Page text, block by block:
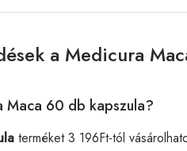
a Medicura
Maca 60 db kapszula?
terméket 3 196Ft-tól